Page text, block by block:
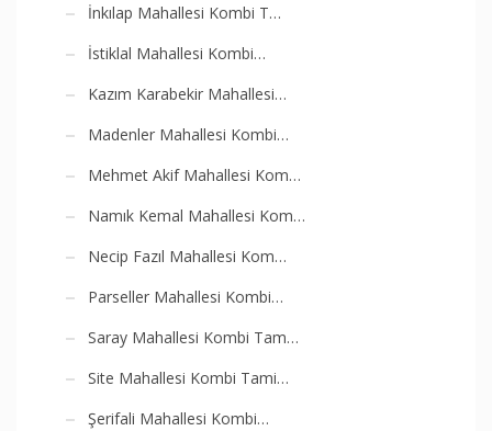
İnkılap Mahallesi Kombi T…
İstiklal Mahallesi Kombi…
Kazım Karabekir Mahallesi…
Madenler Mahallesi Kombi…
Mehmet Akif Mahallesi Kom…
Namık Kemal Mahallesi Kom…
Necip Fazıl Mahallesi Kom…
Parseller Mahallesi Kombi…
Saray Mahallesi Kombi Tam…
Site Mahallesi Kombi Tami…
Şerifali Mahallesi Kombi…